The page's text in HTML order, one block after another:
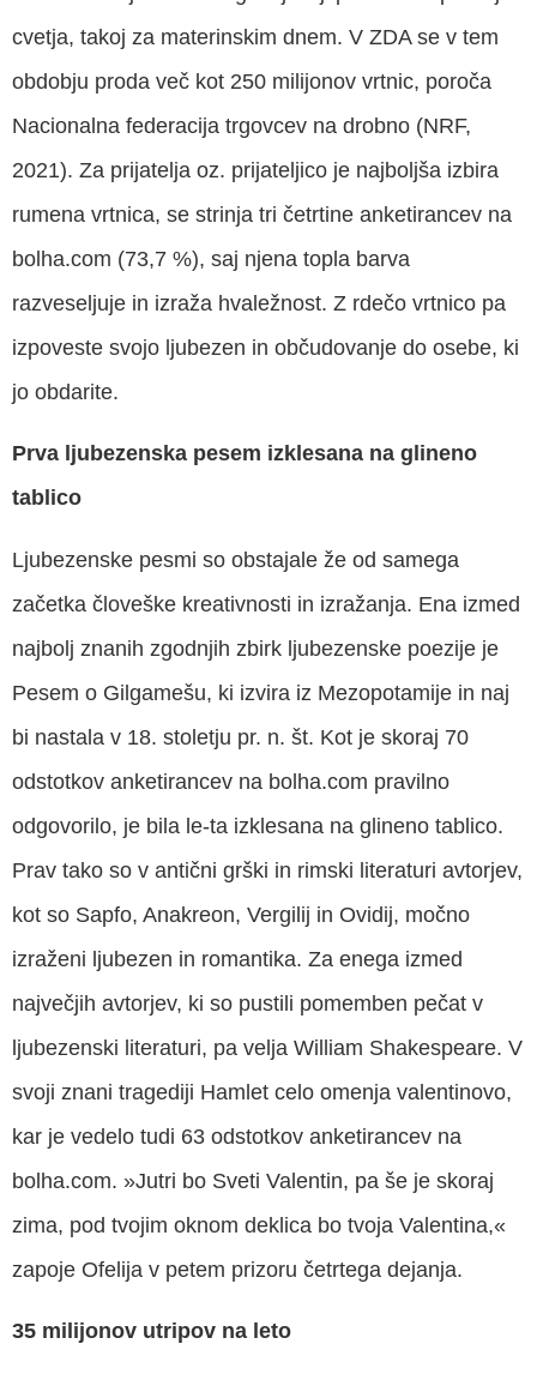
cvetja, takoj za materinskim dnem. V ZDA se v tem
obdobju proda več kot 250 milijonov vrtnic, poroča
Nacionalna federacija trgovcev na drobno (NRF,
2021). Za prijatelja oz. prijateljico je najboljša izbira
rumena vrtnica, se strinja tri četrtine anketirancev na
bolha.com (73,7 %), saj njena topla barva
razveseljuje in izraža hvaležnost. Z rdečo vrtnico pa
izpoveste svojo ljubezen in občudovanje do osebe, ki
jo obdarite.
Prva ljubezenska pesem izklesana na glineno
tablico
Ljubezenske pesmi so obstajale že od samega
začetka človeške kreativnosti in izražanja. Ena izmed
najbolj znanih zgodnjih zbirk ljubezenske poezije je
Pesem o Gilgamešu, ki izvira iz Mezopotamije in naj
bi nastala v 18. stoletju pr. n. št. Kot je skoraj 70
odstotkov anketirancev na bolha.com pravilno
odgovorilo, je bila le-ta izklesana na glineno tablico.
Prav tako so v antični grški in rimski literaturi avtorjev,
kot so Sapfo, Anakreon, Vergilij in Ovidij, močno
izraženi ljubezen in romantika. Za enega izmed
največjih avtorjev, ki so pustili pomemben pečat v
ljubezenski literaturi, pa velja William Shakespeare. V
svoji znani tragediji Hamlet celo omenja valentinovo,
kar je vedelo tudi 63 odstotkov anketirancev na
bolha.com. »Jutri bo Sveti Valentin, pa še je skoraj
zima, pod tvojim oknom deklica bo tvoja Valentina,«
zapoje Ofelija v petem prizoru četrtega dejanja.
35 milijonov utripov na leto